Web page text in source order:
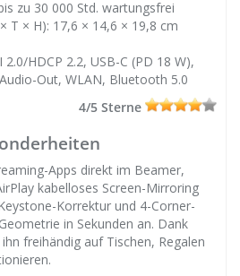
zu 30 000 Std. wartungsfrei
T × H): 17,6 × 14,6 × 19,8 cm
HDCP 2.2, USB-C (PD 18 W),
Out, WLAN, Bluetooth 5.0
4/5 Sterne
Apps direkt im Beamer,
kabelloses Screen-Mirroring
Korrektur und 4-Corner-
in Sekunden an. Dank
freihändig auf Tischen, Regalen